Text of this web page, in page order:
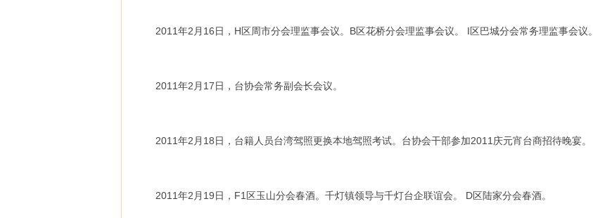
2011年2月16日，H区周市分会理监事会议。B区花桥分会理监事会议。 I区巴城分会常务理监事会议。
2011年2月17日，台协会常务副会长会议。
2011年2月18日，台籍人员台湾驾照更换本地驾照考试。台协会干部参加2011庆元宵台商招待晚宴。
2011年2月19日，F1区玉山分会春酒。千灯镇领导与千灯台企联谊会。 D区陆家分会春酒。